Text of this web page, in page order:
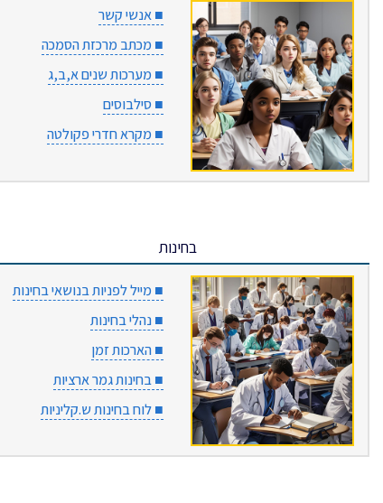
■ אנשי קשר
■ מכתב מרכזת הסמכה
■ מערכות שנים א,ב,ג
■ סילבוסים
■ מקרא חדרי פקולטה
בחינות
■ מייל לפניות בנושאי בחינות
■ נהלי בחינות
■ הארכות זמן
■ בחינות גמר ארציות
■ לוח בחינות ש.קליניות